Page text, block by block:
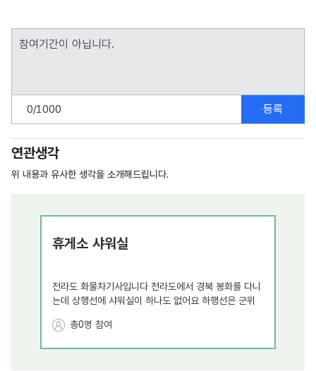
0/1000 등록
연관생각
위 내용과 유사한 생각을 소개해드립니다.
휴게소 샤워실
전라도 화물차기사입니다 전라도에서 경북 봉화를 다니
는데 상행선에 샤워실이 하나도 없어요 하행선은 군위
도 없고 중앙고속도로
총0명 참여